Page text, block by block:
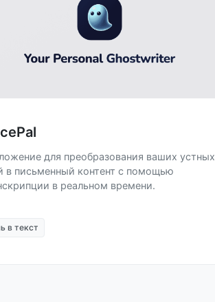
для преобразования ваших устных
в письменный контент с помощью
в реальном времени.
в текст